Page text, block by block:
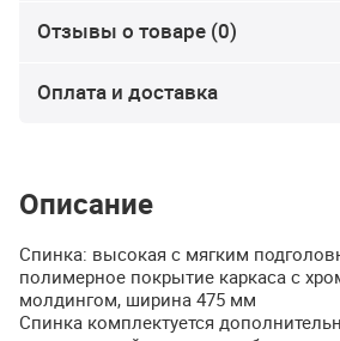
Отзывы о товаре (0)
Оплата и доставка
Описание
Спинка: высокая с мягким
полимерное покрытие каркаса с
молдингом, ширина 475 мм
Спинка комплектуется